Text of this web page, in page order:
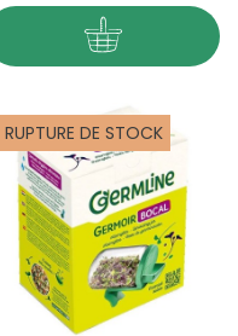
RUPTURE DE STOCK